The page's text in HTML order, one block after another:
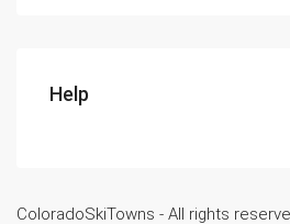
Help
ColoradoSkiTowns - All rights